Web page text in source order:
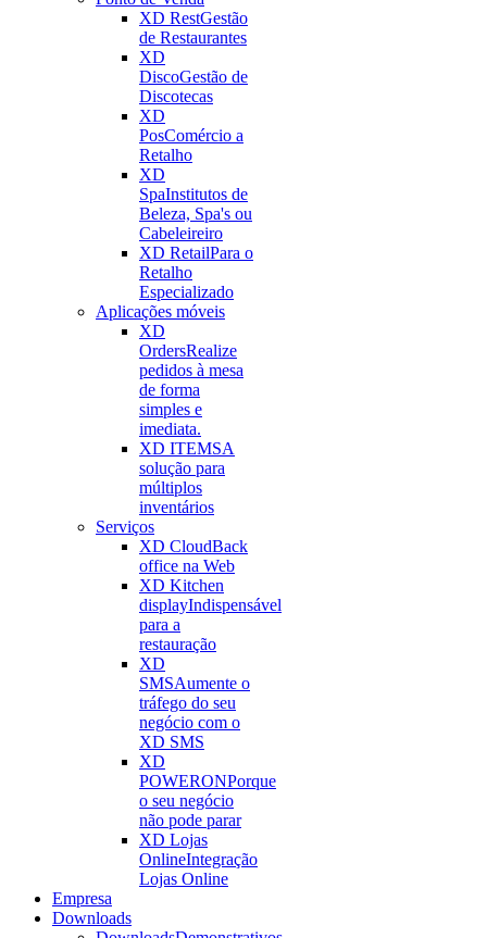
XD RestGestão
de Restaurantes
XD
DiscoGestão de
Discotecas
XD
PosComércio a
Retalho
XD
SpaInstitutos de
Beleza, Spa's ou
Cabeleireiro
XD RetailPara o
Retalho
Especializado
Aplicações móveis
XD
OrdersRealize
pedidos à mesa
de forma
simples e
imediata.
XD ITEMSA
solução para
múltiplos
inventários
Serviços
XD CloudBack
office na Web
XD Kitchen
displayIndispensável
para a
restauração
XD
SMSAumente o
tráfego do seu
negócio com o
XD SMS
XD
POWERONPorque
o seu negócio
não pode parar
XD Lojas
OnlineIntegração
Lojas Online
Empresa
Downloads